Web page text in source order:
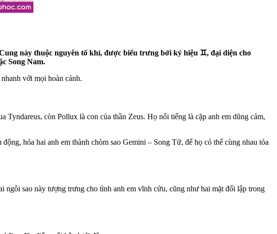
này thuộc nguyên tố khí, được biểu trưng bởi ký hiệu ♊︎, đại diện cho
Song Nam.
với mọi hoàn cảnh.
còn Pollux là con của thần Zeus. Họ nổi tiếng là cặp anh em dũng cảm,
hóa hai anh em thành chòm sao Gemini – Song Tử, để họ có thể cùng nhau tỏa
ngôi sao này tượng trưng cho tình anh em vĩnh cửu, cũng như hai mặt đối lập trong